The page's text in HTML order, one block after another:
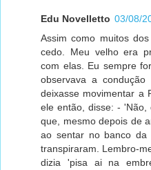
Edu Novelletto 03/08/
Assim como muitos
cedo. Meu velho era
com elas. Eu sempre
observava a
deixasse movimentar a
ele então, disse: -
que, mesmo depois de
ao sentar no banco da
transpiraram. Lembro-
dizia 'pisa ai na